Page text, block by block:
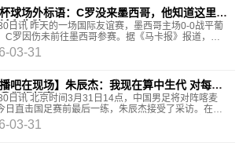
球场外标语：C罗没来墨西哥，他知道这里有
和失踪
日讯 昨天的一场国际友谊赛，墨西哥主场0-0战平葡
C罗因伤未前往墨西哥参赛。据《马卡报》报道，举
比赛的阿兹特克体育场附近近几日出现了多条
03-31
播吧在现场】朱辰杰：我现在算中生代 对每个
们都想赢
日讯 北京时间3月31日14点，中国男足将对阵喀麦
日直击国足赛前最后一练，朱辰杰接受了采访。在第
赛中，您作为后防线上的主力，你怎么评价后防线
03-31